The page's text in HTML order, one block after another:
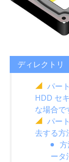
ディレクトリ
パー
HDD セ
な場合で
パー
去する方
ータ